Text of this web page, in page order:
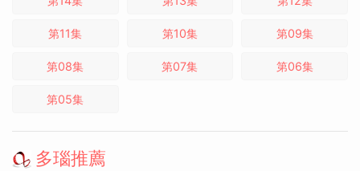
第11集 第10集 第09集
第08集 第07集 第06集
第05集
多瑙推薦